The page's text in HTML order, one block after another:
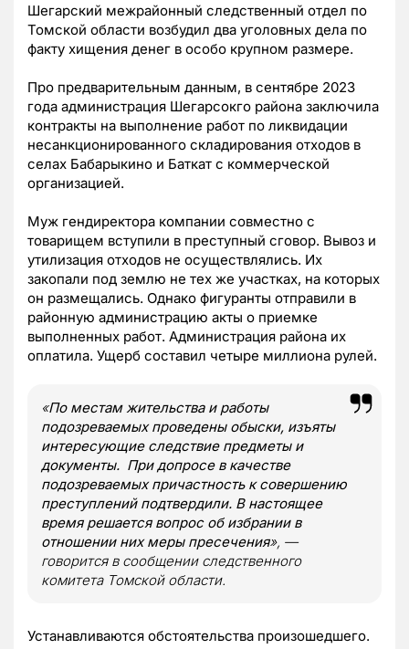
Шегарский межрайонный следственный отдел по
Томской области возбудил два уголовных дела по
факту хищения денег в особо крупном размере.
Про предварительным данным, в сентябре 2023
года администрация Шегарсокго района заключила
контракты на выполнение работ по ликвидации
несанкционированного складирования отходов в
селах Бабарыкино и Баткат с коммерческой
организацией.
Муж гендиректора компании совместно с
товарищем вступили в преступный сговор. Вывоз и
утилизация отходов не осуществлялись. Их
закопали под землю не тех же участках, на которых
он размещались. Однако фигуранты отправили в
районную администрацию акты о приемке
выполненных работ. Администрация района их
оплатила. Ущерб составил четыре миллиона рулей.
«По местам жительства и работы
подозреваемых проведены обыски, изъяты
интересующие следствие предметы и
документы. При допросе в качестве
подозреваемых причастность к совершению
преступлений подтвердили. В настоящее
время решается вопрос об избрании в
отношении них меры пресечения», —
говорится в сообщении следственного
комитета Томской области.
Устанавливаются обстоятельства произошедшего.